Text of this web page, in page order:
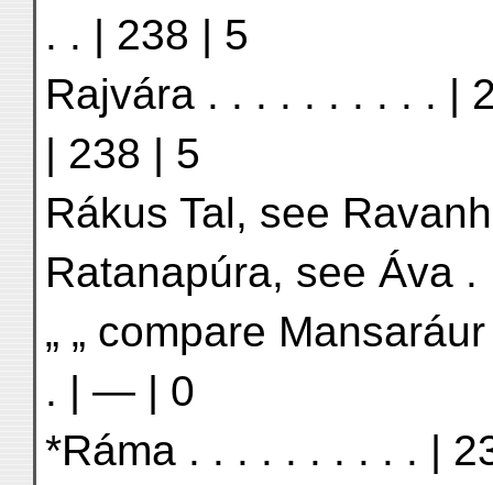
. . | 238 | 5
Rajvára . . . . . . . . . . |
| 238 | 5
Rákus Tal, see
Ratanapúra, see Áva .
„ „ compare
. | — | 0
*Ráma . . . . . . . . . . |